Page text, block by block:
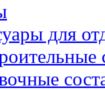
для